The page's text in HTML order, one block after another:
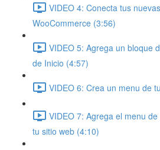
VIDEO 4: Conecta tus
WooCommerce (3:56)
VIDEO 5: Agrega un bloque
de Inicio (4:57)
VIDEO 6: Crea un menu de
VIDEO 7: Agrega el menu
tu sitio web (4:10)